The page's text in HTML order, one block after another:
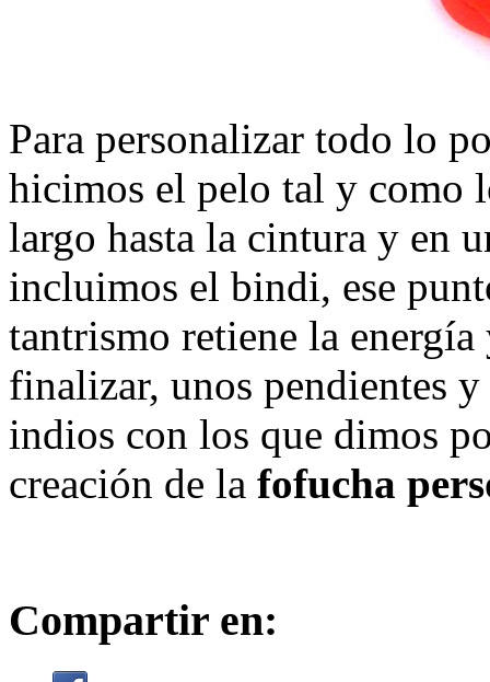
Para personalizar todo lo
hicimos el pelo tal y como
largo hasta la cintura y en
incluimos el bindi, ese
tantrismo retiene la
finalizar, unos pendientes
indios con los que dimos
creación de la fofucha
Compartir en: